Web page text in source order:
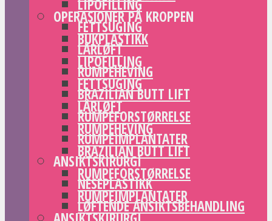
LIPOFILLING
FETTSUGING
LÅRLØFT
RUMPEHEVING
BRAZILIAN BUTT LIFT
RUMPEFORSTØRRELSE
RUMPEIMPLANTATER
ANSIKTSKIRURGI
NESEPLASTIKK
LØFTENDE ANSIKTSBEHANDLING
OPERASJONER PÅ KROPPEN
BUKPLASTIKK
LIPOFILLING
FETTSUGING
LÅRLØFT
RUMPEHEVING
BRAZILIAN BUTT LIFT
RUMPEFORSTØRRELSE
RUMPEIMPLANTATER